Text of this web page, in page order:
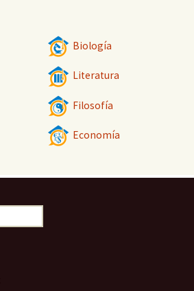
Biología
Literatura
Filosofía
Economía